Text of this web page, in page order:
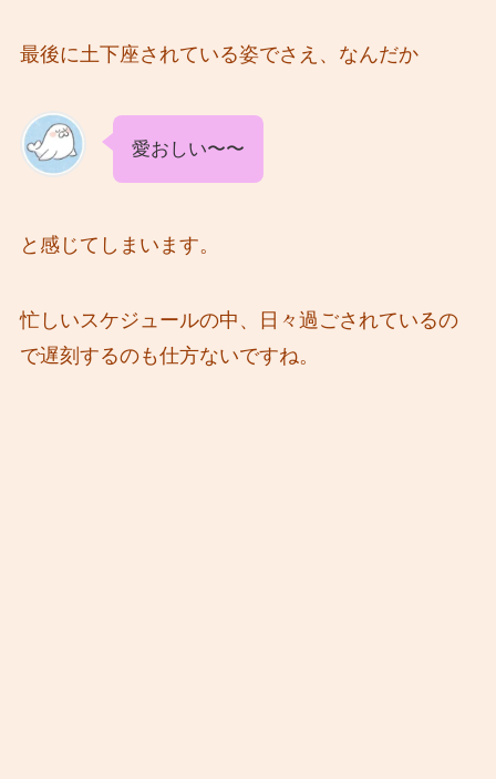
最後に土下座されている姿でさえ、なんだか
愛おしい〜〜
と感じてしまいます。
忙しいスケジュールの中、日々過ごされているの
で遅刻するのも仕方ないですね。